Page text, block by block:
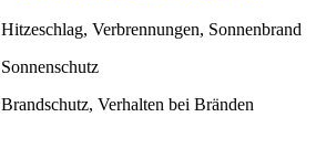
Hitzeschlag, Verbrennungen, Sonnenbrand
Sonnenschutz
Brandschutz, Verhalten bei Bränden